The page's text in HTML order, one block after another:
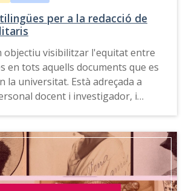
per a la redacció de
objectiu visibilitzar l'equitat entre
en tots aquells documents que es
la universitat. Està adreçada a
docent i investigador, i
per a la redacció de textos
un recull de recursos inclusius i